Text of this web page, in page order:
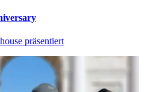
präsentiert